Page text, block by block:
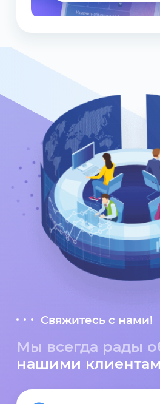
Свяжитесь с нами!
Мы всегда рады
нашими